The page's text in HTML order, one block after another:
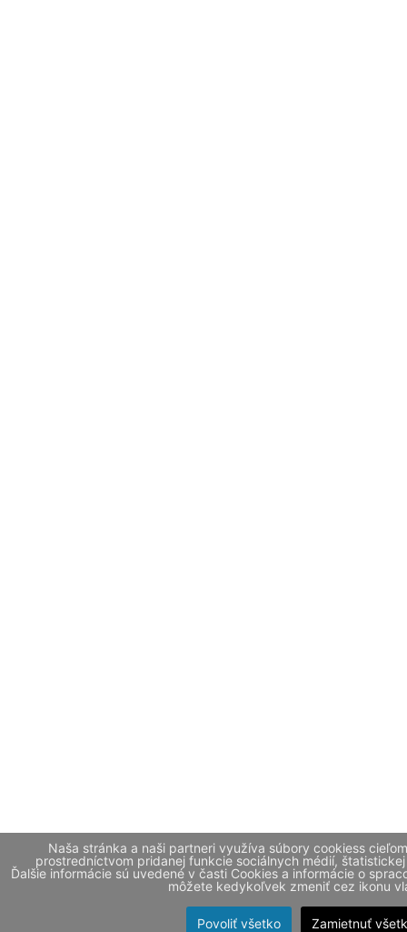
Naša stránka a naši partneri využíva súbory cookiess
prostredníctvom pridanej funkcie sociálnych médií,
Ďalšie informácie sú uvedené v časti Cookies a informácie o
môžete kedykoľvek zmeniť cez ikonu
Povoliť všetko Zamietnuť